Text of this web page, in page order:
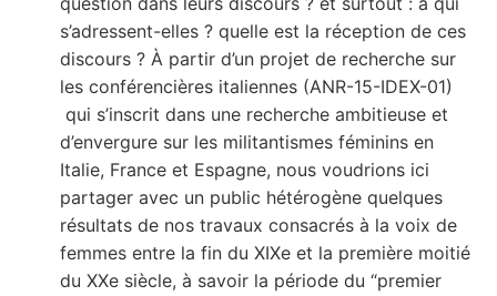
s’adressent-elles ? quelle est la réception de ces
discours ? À partir d’un projet de recherche sur
les conférencières italiennes (ANR-15-IDEX-01)
qui s’inscrit dans une recherche ambitieuse et
d’envergure sur les militantismes féminins en
Italie, France et Espagne, nous voudrions ici
partager avec un public hétérogène quelques
résultats de nos travaux consacrés à la voix de
femmes entre la fin du XIXe et la première moitié
du XXe siècle, à savoir la période du “premier